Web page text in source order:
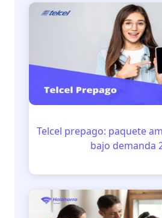
Telcel prepago: paquete
bajo demanda